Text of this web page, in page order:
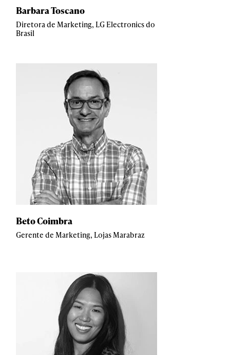
Barbara Toscano
Diretora de Marketing, LG Electronics do
Brasil
Beto Coimbra
Gerente de Marketing, Lojas Marabraz